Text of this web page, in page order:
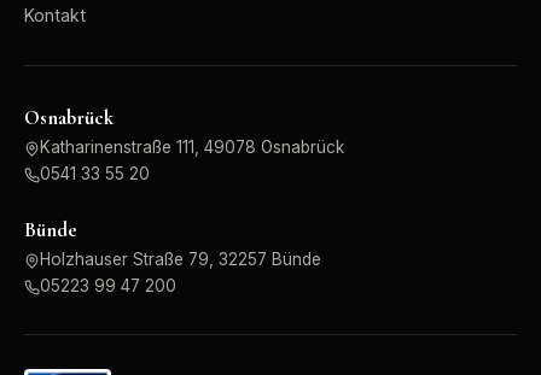
Kontakt
Osnabrück
Katharinenstraße 111, 49078 Osnabrück
0541 33 55 20
Bünde
Holzhauser Straße 79, 32257 Bünde
05223 99 47 200